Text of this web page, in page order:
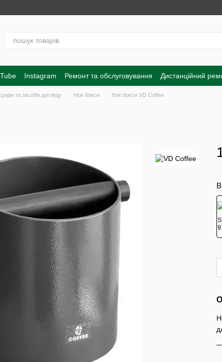
Instagram Ремонт та обслуговування Дистанційний
Про нас Оплата і доставка Обмін та повернення Договір
та засоби догляду Нок бокси Нок бокси VD Coffee